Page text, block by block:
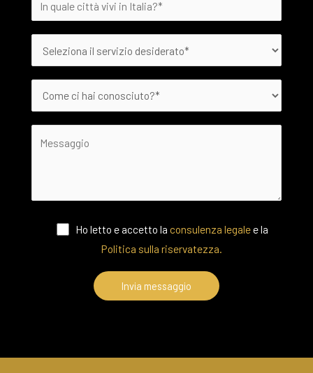
Ho letto e accetto laconsulenza legalee la
Politica sulla riservatezza.